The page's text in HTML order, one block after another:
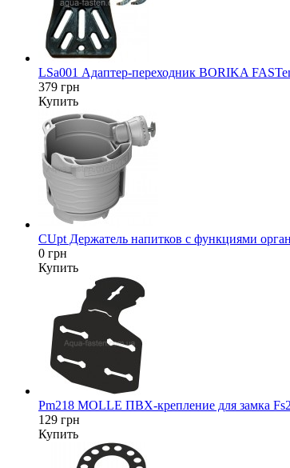
LSa001 Адаптер-переходник BORIKA
379 грн
Купить
CUpt Держатель напитков с функциями
0 грн
Купить
Pm218 MOLLE ПВХ-крепление для замка
129 грн
Купить